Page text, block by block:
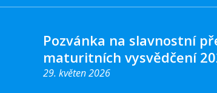
Pozvánka na slavnostní
maturitních vysvědčení
29. květen 2026